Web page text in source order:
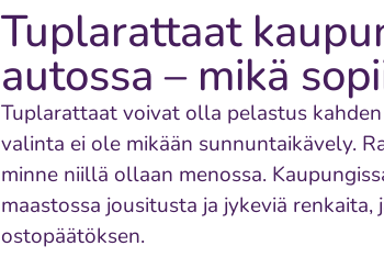
Tuplarattaat
autossa – mikä
Tuplarattaat voivat olla pelastus
valinta ei ole mikään sunnuntaikävely.
minne niillä ollaan menossa.
maastossa jousitusta ja jykeviä
ostopäätöksen.